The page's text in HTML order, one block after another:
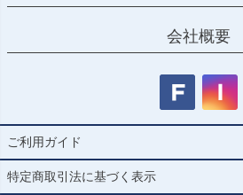
会社概要
ご利用ガイド
特定商取引法に基づく表示